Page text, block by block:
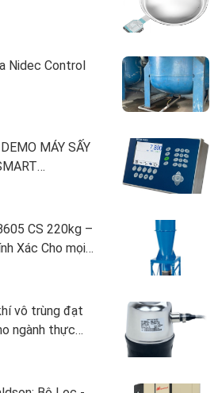
Nidec Control
MÁY SẤY
CS 220kg –
Xác Cho mọi
vô trùng đạt
ngành thực